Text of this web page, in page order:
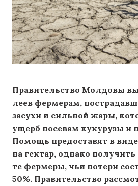
Правительство Молдовы
леев фермерам,
засухи и сильной жары,
ущерб посевам кукурузы и
Помощь предоставят в
на гектар, однако
те фермеры, чьи потери
50%. Правительство